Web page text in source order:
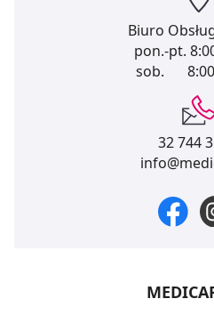
pozyskiwanie od Ciebie
dla funkcjonowania Strony.
z brakiem dostępu do
Biuro
pon.-pt.
sob.
32 744